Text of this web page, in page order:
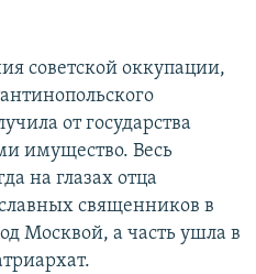
советской оккупации,
от государства
имущество. Весь
на глазах отца
священников в
Москвой, а часть ушла в